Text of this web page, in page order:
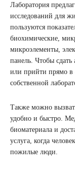
Лаборатория
исследований для
пользуются
биохимические,
микроэлементы,
панель. Чтобы сдать
или прийти прямо в
собственной
Также можно
удобно и быстро.
биоматериала и
услуга, когда
пожилые люди.